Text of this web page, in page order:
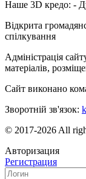
Наше 3D кредо: -
Відкрита
спілкування
Адміністрація
матеріалів,
Сайт виконано
Зворотній зв'язок:
© 2017-2026 All
Авторизация
Регистрация